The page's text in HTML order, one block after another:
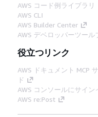
AWS コード例ライブラリ
AWS CLI
AWS Builder Center
AWS デベロッパーツール
役立つリンク
AWS ドキュメント MCP
ド
AWS コンソールにサイン
AWS re:Post